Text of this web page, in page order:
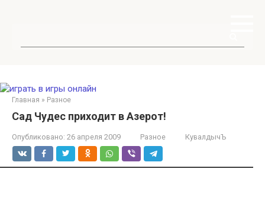
Главная » Разное
Сад Чудес приходит в Азерот!
Опубликовано: 26 апреля 2009 Разное КувалдычЪ